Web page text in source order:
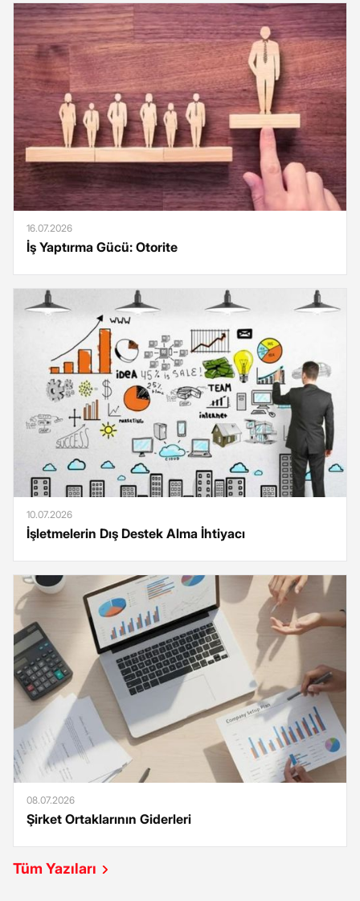
16.07.2026
İş Yaptırma Gücü: Otorite
10.07.2026
İşletmelerin Dış Destek Alma İhtiyacı
08.07.2026
Şirket Ortaklarının Giderleri
Tüm Yazıları